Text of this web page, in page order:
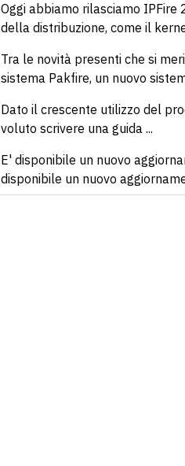
Oggi abbiamo rilasciamo
della distribuzione, come il
Tra le novità presenti che si
sistema Pakfire, un nuovo
Dato il crescente utilizzo del
voluto scrivere una guida ...
E' disponibile un nuovo
disponibile un nuovo